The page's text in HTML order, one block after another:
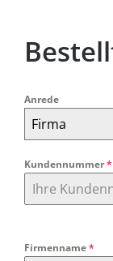
Anrede
Firma
Kundennummer*
Firmenname*